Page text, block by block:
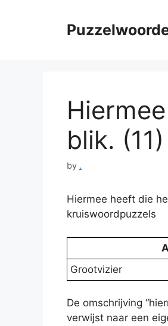
blik. (11)
by .
Hiermee heeft die
kruiswoordpuzzels
Grootvizier
De omschrijving
verwijst naar een